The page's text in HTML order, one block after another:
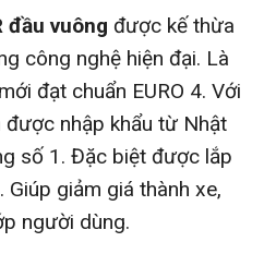
đầu vuông được kế thừa
công nghệ hiện đại. Là
đạt chuẩn EURO 4. Với
được nhập khẩu từ Nhật
số 1. Đặc biệt được lắp
giảm giá thành xe,
người dùng.